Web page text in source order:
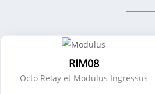
RIM08
Octo Relay et Modulus Ingressus